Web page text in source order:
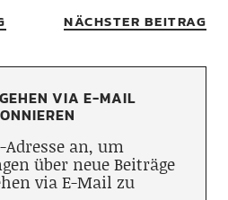
NÄCHSTER BEITRAG
VIA E-MAIL
an, um
über neue Beiträge
via E-Mail zu